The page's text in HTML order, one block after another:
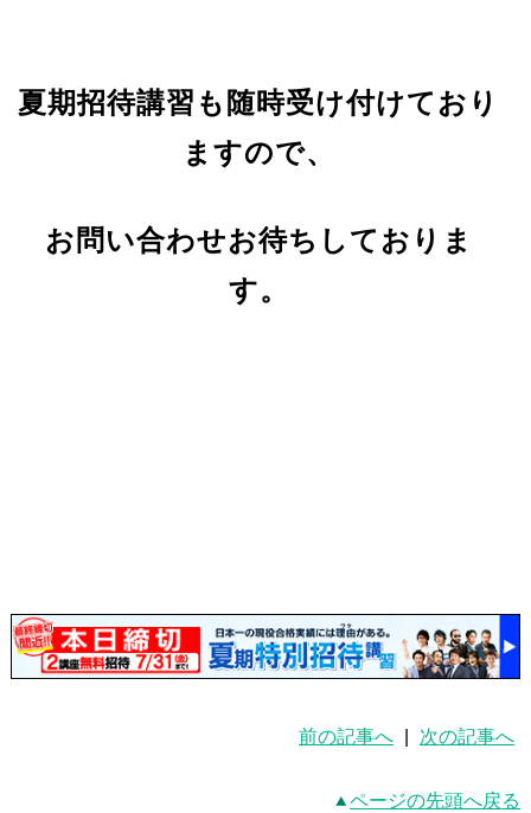
夏期招待講習も随時受け付けており
ますので、
お問い合わせお待ちしておりま
す。
前の記事へ 次の記事へ
ページの先頭へ戻る